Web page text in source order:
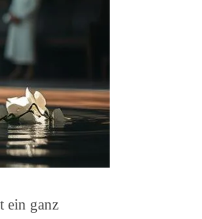
ein ganz